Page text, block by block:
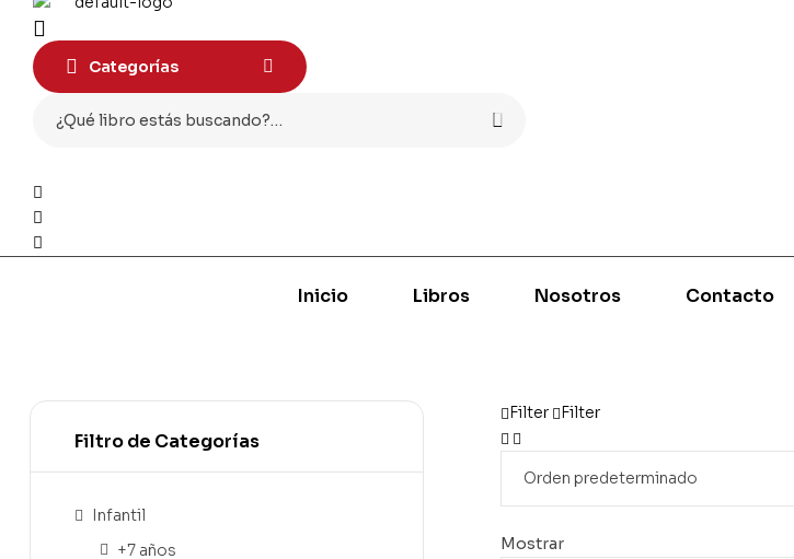
Categorías
para:
Inicio Libros Nosotros Contacto
Filter Filter
Mostrar
Filtro de Categorías
Infantil
+7 años